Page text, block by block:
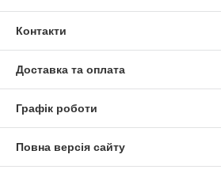
Контакти
Доставка та оплата
Графік роботи
Повна версія сайту